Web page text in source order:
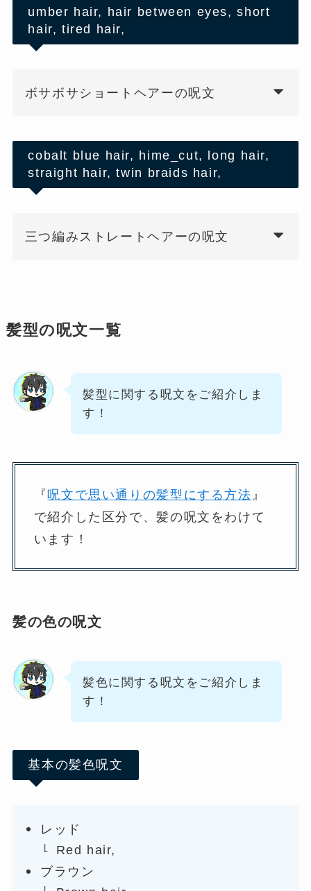
umber hair, hair between eyes, short
hair, tired hair,
ボサボサショートヘアーの呪文
cobalt blue hair, hime_cut, long hair,
straight hair, twin braids hair,
三つ編みストレートヘアーの呪文
髪型の呪文一覧
髪型に関する呪文をご紹介しま
す！
『呪文で思い通りの髪型にする方法 』
で紹介した区分で、髪の呪文をわけて
います！
髪の色の呪文
髪色に関する呪文をご紹介しま
す！
基本の髪色呪文
レッド
Red hair,
ブラウン